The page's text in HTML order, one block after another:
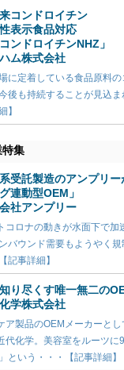
コンドロイチン
表示食品対応
コンドロイチンNHZ」
ム株式会社
に定着している食品原料
後も持続することが見込
】
特集
受託製造のアンプリ
連動型OEM」
社アンプリー
コロナの動きが水面下で加
バウンド需要もようやく
記事詳細】
り尽くす唯一無二の
学株式会社
ア製品のOEMメーカーと
代化学。美容室をルーツに
という・・・【記事詳細】